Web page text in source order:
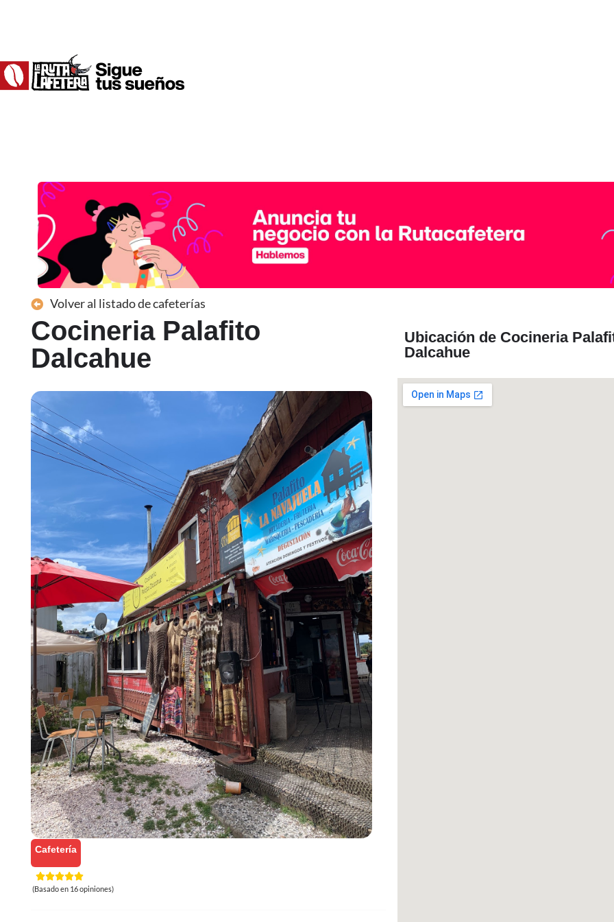
Volver al listado de cafeterías
Cocineria Palafito
Dalcahue
Cafetería
(Basado en 16 opiniones)
Ubicación de Cocineria
Dalcahue